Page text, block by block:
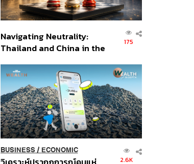
Navigating Neutrality:
Thailand and China in the
Order
175
BUSINESS/ ECONOMIC
2.6K